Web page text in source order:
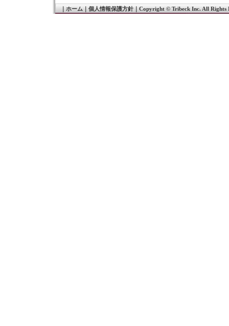
ホーム｜ 個人情報保護方針｜ Copyright © Tribeck Inc. All Rights